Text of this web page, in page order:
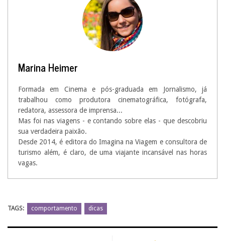
Marina Heimer
Formada em Cinema e pós-graduada em Jornalismo, já
trabalhou como produtora cinematográfica, fotógrafa,
redatora, assessora de imprensa...
Mas foi nas viagens - e contando sobre elas - que descobriu
sua verdadeira paixão.
Desde 2014, é editora do Imagina na Viagem e consultora de
turismo além, é claro, de uma viajante incansável nas horas
vagas.
TAGS: comportamento dicas